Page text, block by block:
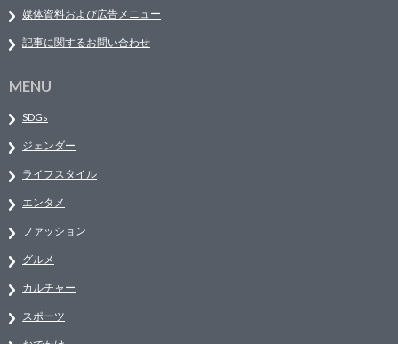
媒体資料および広告メニュー
記事に関するお問い合わせ
MENU
SDGs
ジェンダー
ライフスタイル
エンタメ
ファッション
グルメ
カルチャー
スポーツ